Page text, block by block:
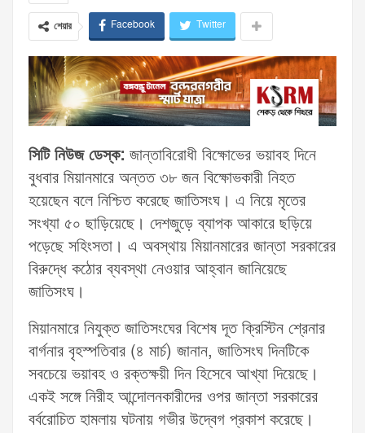
শেয়ার Facebook Twitter
সিটি নিউজ ডেস্ক: জান্তাবিরোধী বিক্ষোভের ভয়াবহ দিনে
বুধবার মিয়ানমারে অন্তত ৩৮ জন বিক্ষোভকারী নিহত
হয়েছেন বলে নিশ্চিত করেছে জাতিসংঘ। এ নিয়ে মৃতের
সংখ্যা ৫০ ছাড়িয়েছে। দেশজুড়ে ব্যাপক আকারে ছড়িয়ে
পড়েছে সহিংসতা। এ অবস্থায় মিয়ানমারের জান্তা সরকারের
বিরুদ্ধে কঠোর ব্যবস্থা নেওয়ার আহ্বান জানিয়েছে
জাতিসংঘ।
মিয়ানমারে নিযুক্ত জাতিসংঘের বিশেষ দূত ক্রিস্টিন শ্রেনার
বার্গনার বৃহস্পতিবার (৪ মার্চ) জানান, জাতিসংঘ দিনটিকে
সবচেয়ে ভয়াবহ ও রক্তক্ষয়ী দিন হিসেবে আখ্যা দিয়েছে।
একই সঙ্গে নিরীহ আন্দোলনকারীদের ওপর জান্তা সরকারের
বর্বরোচিত হামলায় ঘটনায় গভীর উদ্বেগ প্রকাশ করেছে।